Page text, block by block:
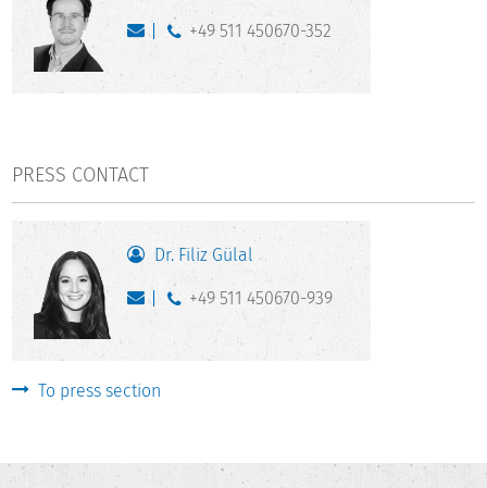
+49 511 450670-352
PRESS CONTACT
Dr. Filiz Gülal
+49 511 450670-939
To press section